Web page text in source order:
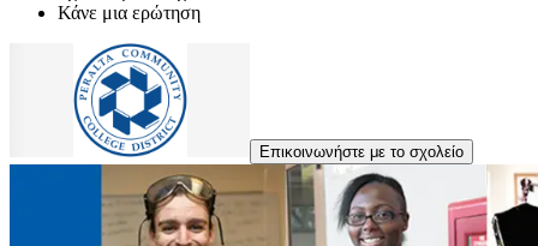
Κάνε μια ερώτηση
Επικοινωνήστε με το σχολείο